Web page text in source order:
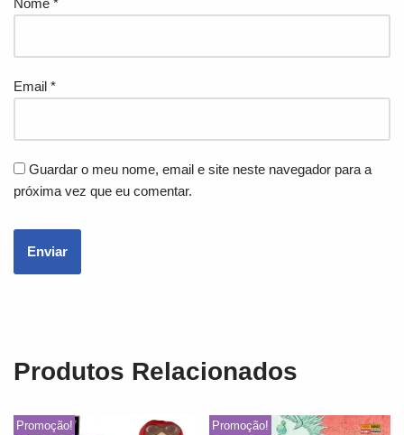
Email *
Guardar o meu nome, email e site neste navegador para a
próxima vez que eu comentar.
Produtos Relacionados
Promoção! Promoção!